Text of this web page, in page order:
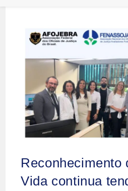
Reconhecimento
Vida continua